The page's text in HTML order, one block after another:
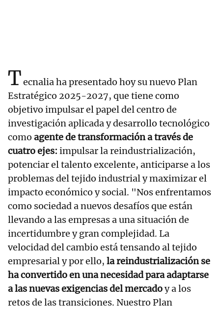
Tecnalia ha presentado hoy su nuevo Plan
Estratégico 2025-2027, que tiene como
objetivo impulsar el papel del centro de
investigación aplicada y desarrollo tecnológico
como agente de transformación a través de
cuatro ejes: impulsar la reindustrialización,
potenciar el talento excelente, anticiparse a los
problemas del tejido industrial y maximizar el
impacto económico y social. "Nos enfrentamos
como sociedad a nuevos desafíos que están
llevando a las empresas a una situación de
incertidumbre y gran complejidad. La
velocidad del cambio está tensando al tejido
empresarial y por ello, la reindustrialización se
ha convertido en una necesidad para adaptarse
a las nuevas exigencias del mercadoy a los
retos de las transiciones. Nuestro Plan